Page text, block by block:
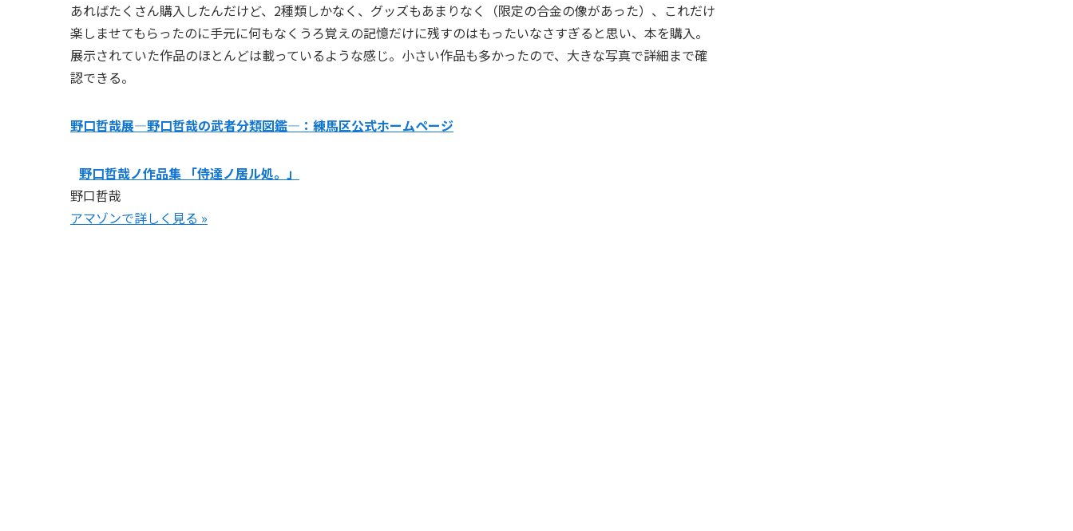
あればたくさん購入したんだけど、2種類しかなく、グッズもあまりなく（限定の合金の像があった）、これだけ
楽しませてもらったのに手元に何もなくうろ覚えの記憶だけに残すのはもったいなさすぎると思い、本を購入。
展示されていた作品のほとんどは載っているような感じ。小さい作品も多かったので、大きな写真で詳細まで確
認できる。
野口哲哉展―野口哲哉の武者分類図鑑―：練馬区公式ホームページ
野口哲哉ノ作品集 「侍達ノ居ル処。」
野口哲哉
アマゾンで詳しく見る »